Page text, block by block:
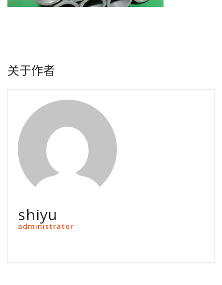
关于作者
shiyu
administrator